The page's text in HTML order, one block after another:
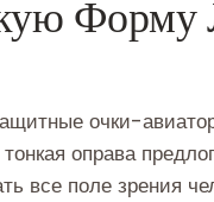
очки-
оправа
все поле зрения